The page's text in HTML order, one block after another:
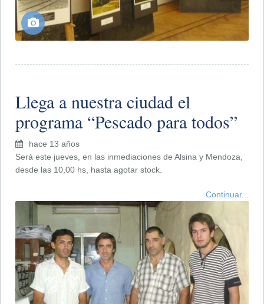
Llega a nuestra ciudad el
programa “Pescado para todos”
hace 13 años
Será este jueves, en las inmediaciones de Alsina y Mendoza,
desde las 10,00 hs, hasta agotar stock.
Continuar...